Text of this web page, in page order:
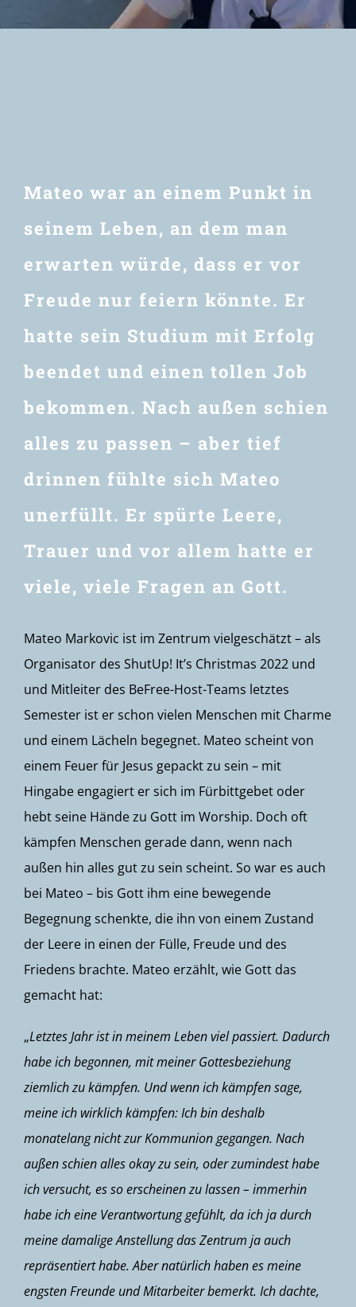
Mateo war an einem Punkt in
seinem Leben, an dem man
erwarten würde, dass er vor
Freude nur feiern könnte. Er
hatte sein Studium mit Erfolg
beendet und einen tollen Job
bekommen. Nach außen schien
alles zu passen – aber tief
drinnen fühlte sich Mateo
unerfüllt. Er spürte Leere,
Trauer und vor allem hatte er
viele, viele Fragen an Gott.
Mateo Markovic ist im Zentrum vielgeschätzt – als
Organisator des ShutUp! It’s Christmas 2022 und
und Mitleiter des BeFree-Host-Teams letztes
Semester ist er schon vielen Menschen mit Charme
und einem Lächeln begegnet. Mateo scheint von
einem Feuer für Jesus gepackt zu sein – mit
Hingabe engagiert er sich im Fürbittgebet oder
hebt seine Hände zu Gott im Worship. Doch oft
kämpfen Menschen gerade dann, wenn nach
außen hin alles gut zu sein scheint. So war es auch
bei Mateo – bis Gott ihm eine bewegende
Begegnung schenkte, die ihn von einem Zustand
der Leere in einen der Fülle, Freude und des
Friedens brachte. Mateo erzählt, wie Gott das
gemacht hat:
„Letztes Jahr ist in meinem Leben viel passiert. Dadurch
habe ich begonnen, mit meiner Gottesbeziehung
ziemlich zu kämpfen. Und wenn ich kämpfen sage,
meine ich wirklich kämpfen: Ich bin deshalb
monatelang nicht zur Kommunion gegangen. Nach
außen schien alles okay zu sein, oder zumindest habe
ich versucht, es so erscheinen zu lassen – immerhin
habe ich eine Verantwortung gefühlt, da ich ja durch
meine damalige Anstellung das Zentrum ja auch
repräsentiert habe. Aber natürlich haben es meine
engsten Freunde und Mitarbeiter bemerkt. Ich dachte,